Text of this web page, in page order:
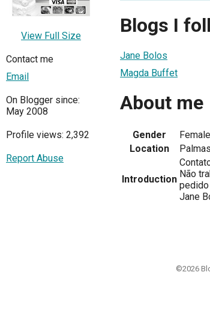
View Full Size
Contact me
Email
On Blogger since:
May 2008
Profile views: 2,392
Report Abuse
Blogs I
Jane Bolos
Magda Buffet
About me
Gender
Female
Location
Introduction Não
Jane
©2026